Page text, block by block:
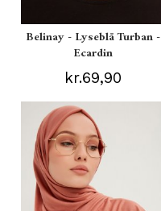
Belinay - Lyseblå Turban -
Ecardin
kr.69,90